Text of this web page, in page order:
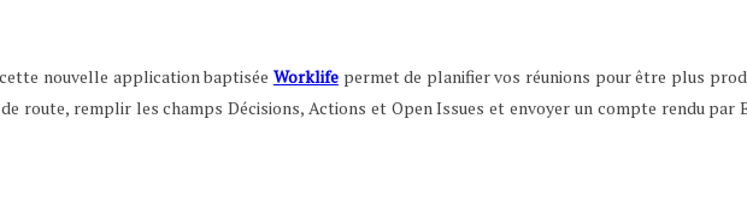
nouvelle application baptisée Worklifepermet de planifier vos réunions pour être plus
remplir les champs Décisions, Actions et Open Issues et envoyer un compte rendu par